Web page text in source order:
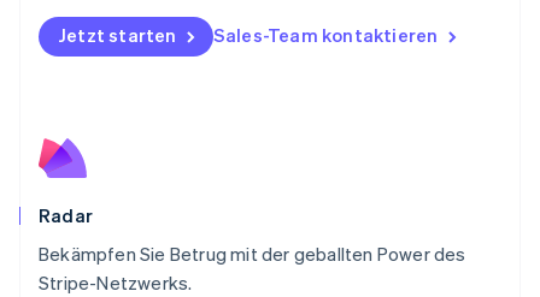
Jetzt starten Sales-Team kontaktieren
Radar
Bekämpfen Sie Betrug mit der geballten Power des
Stripe-Netzwerks.
Portugal
PortuguêsEnglish
Svenska
Schweiz
Singapur
English简体中文
Slowakei